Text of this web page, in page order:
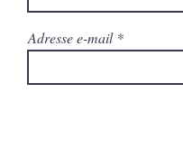
Adresse e-mail